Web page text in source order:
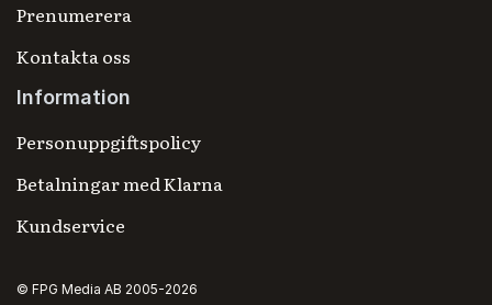
Prenumerera
Kontakta oss
Information
Personuppgiftspolicy
Betalningar med Klarna
Kundservice
© FPG Media AB 2005-2026